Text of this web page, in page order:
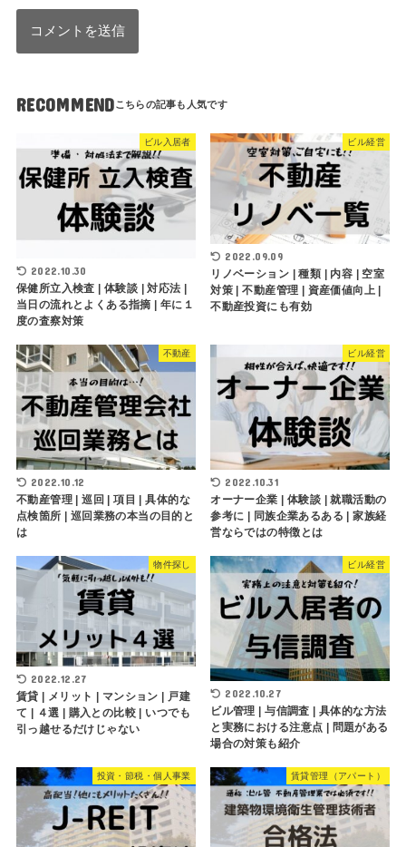
RECOMMEND
ビル入居者
2022.10.30
保健所立入検査 | 体験談 | 対応法 |
当日の流れとよくある指摘 | 年に１
度の査察対策
ビル経営
2022.09.09
リノベーション | 種類 | 内容 | 空室
対策 | 不動産管理 | 資産価値向上 |
不動産投資にも有効
不動産
2022.10.12
不動産管理 | 巡回 | 項目 | 具体的な
点検箇所 | 巡回業務の本当の目的と
は
ビル経営
2022.10.31
オーナー企業 | 体験談 | 就職活動の
参考に | 同族企業あるある | 家族経
営ならではの特徴とは
物件探し
2022.12.27
賃貸 | メリット | マンション | 戸建
て | ４選 | 購入との比較 | いつでも
引っ越せるだけじゃない
ビル経営
2022.10.27
ビル管理 | 与信調査 | 具体的な方法
と実務における注意点 | 問題がある
場合の対策も紹介
投資・節税・個人事業 賃貸管理（アパート）